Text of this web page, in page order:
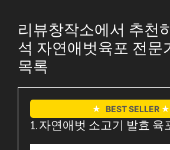
리뷰창작소에서 추천
석 자연애벗육포 전문
목록
★ BEST SELLER ★
1. 자연애벗 소고기 발효 육